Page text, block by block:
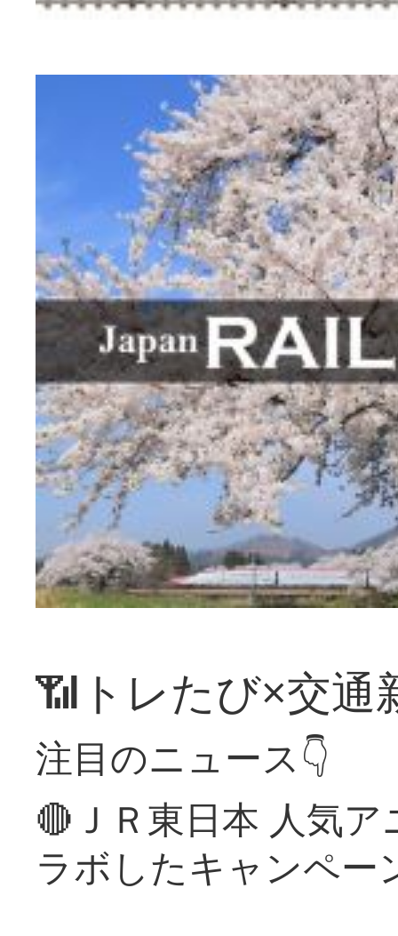
📶トレたび×交通
注目のニュース👇
🔴ＪＲ東日本 人気
ラボしたキャンペー